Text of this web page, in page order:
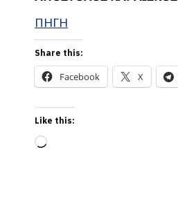
ΠΗΓΗ
Share this:
Facebook X
Like this:
Loading…